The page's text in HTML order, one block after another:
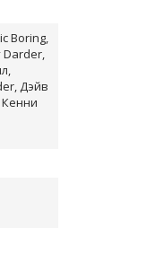
Boring,
Darder,
Дэйв